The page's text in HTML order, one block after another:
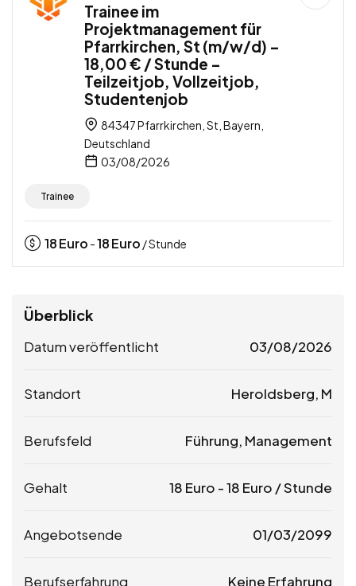
Trainee im
Projektmanagement für
Pfarrkirchen, St (m/w/d) –
18,00 € / Stunde –
Teilzeitjob, Vollzeitjob,
Studentenjob
84347 Pfarrkirchen, St, Bayern,
Deutschland
03/08/2026
Trainee
18Euro -18Euro / Stunde
Überblick
Datum veröffentlicht 03/08/2026
Standort Heroldsberg, M
Berufsfeld Führung, Management
Gehalt 18 Euro -18 Euro / Stunde
Angebotsende 01/03/2099
Berufserfahrung Keine Erfahrung